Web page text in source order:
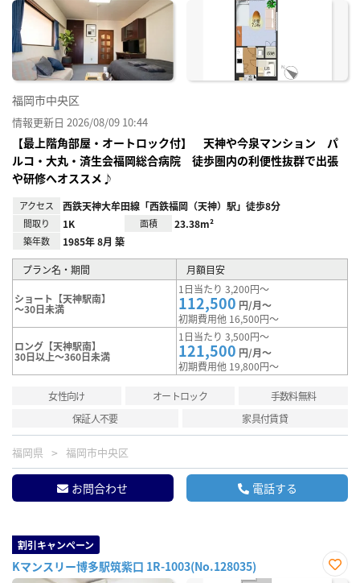
お気
福岡市中央区
情報更新日 2026/08/09 10:44
【最上階角部屋・オートロック付】 天神や今泉マンション パ
ルコ・大丸・済生会福岡総合病院 徒歩圏内の利便性抜群で出張
や研修へオススメ♪
アクセス 西鉄天神大牟田線「西鉄福岡（天神）駅」徒歩8分
間取り 1K 面積 23.38m²
築年数 1985年 8月 築
プラン名・期間 月額目安
ショート【天神駅南】
～30日未満
1日当たり 3,200円～
112,500 円/月～
初期費用他 16,500円～
ロング【天神駅南】
30日以上～360日未満
1日当たり 3,500円～
121,500 円/月～
初期費用他 19,800円～
女性向け オートロック
手数料無料
保証人不要
家具付賃貸
福岡県 福岡市中央区
お問合わせ 電話する
割引キャンペーン
Kマンスリー博多駅筑紫口 1R-1003(No.128035)